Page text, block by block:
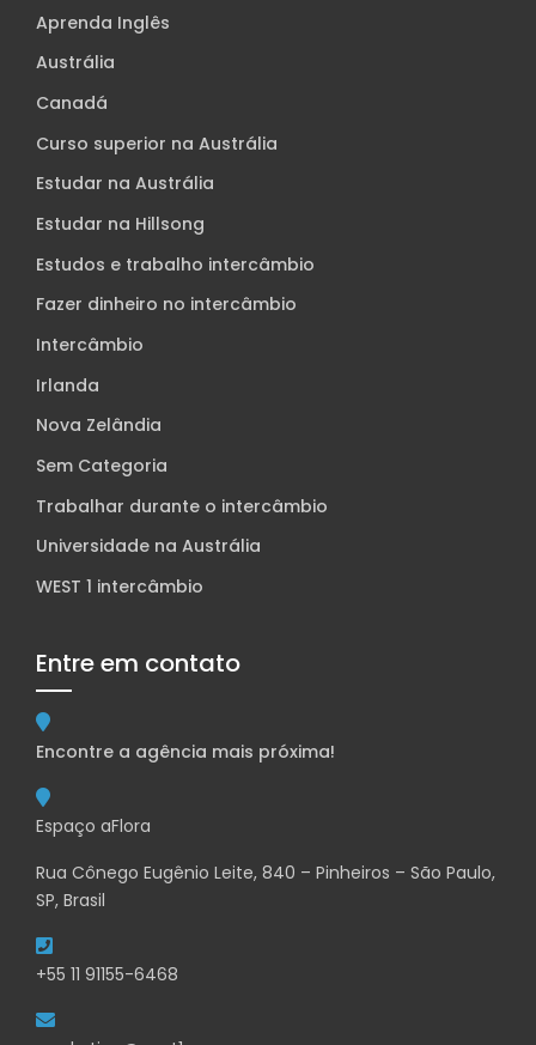
Aprenda Inglês
Austrália
Canadá
Curso superior na Austrália
Estudar na Austrália
Estudar na Hillsong
Estudos e trabalho intercâmbio
Fazer dinheiro no intercâmbio
Intercâmbio
Irlanda
Nova Zelândia
Sem Categoria
Trabalhar durante o intercâmbio
Universidade na Austrália
WEST 1 intercâmbio
Entre em contato
Encontre a agência mais próxima!
Espaço aFlora
Rua Cônego Eugênio Leite, 840 – Pinheiros – São Paulo,
SP, Brasil
+55 11 91155-6468